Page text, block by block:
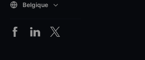
Belgique